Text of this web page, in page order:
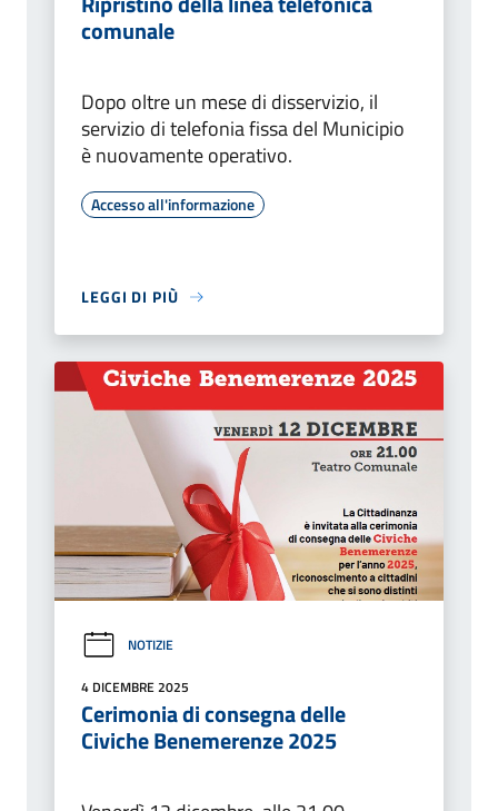
comunale
Dopo oltre un mese di disservizio, il
servizio di telefonia fissa del Municipio
è nuovamente operativo.
Accesso all'informazione
LEGGI DI PIÙ
NOTIZIE
4 DICEMBRE 2025
Cerimonia di consegna delle
Civiche Benemerenze 2025